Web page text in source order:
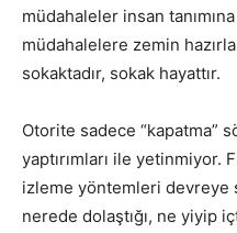
müdahaleler insan
müdahalelere zemin
sokaktadır, sokak hayattır.
Otorite sadece “kapatma”
yaptırımları ile yetinmiyor.
izleme yöntemleri devreye
nerede dolaştığı, ne yiyip